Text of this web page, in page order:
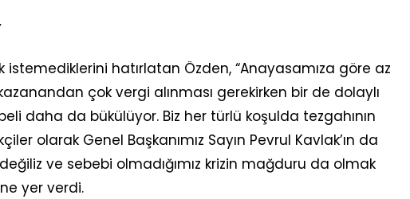
istemediklerini hatırlatan Özden, “Anayasamıza göre az
çok vergi alınması gerekirken bir de dolaylı
daha da bükülüyor. Biz her türlü koşulda tezgahının
olarak Genel Başkanımız Sayın Pevrul Kavlak’ın da
ve sebebi olmadığımız krizin mağduru da olmak
yer verdi.